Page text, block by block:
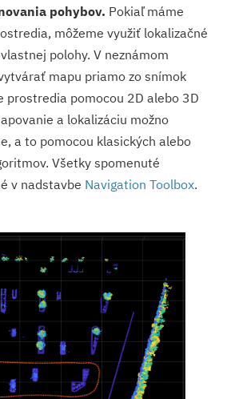
pohybov. Pokiaľ máme
môžeme využiť lokalizačné
polohy. V neznámom
mapu priamo zo snímok
prostredia pomocou 2D alebo 3D
a lokalizáciu možno
a to pomocou klasických alebo
Všetky spomenuté
v nadstavbe Navigation Toolbox.